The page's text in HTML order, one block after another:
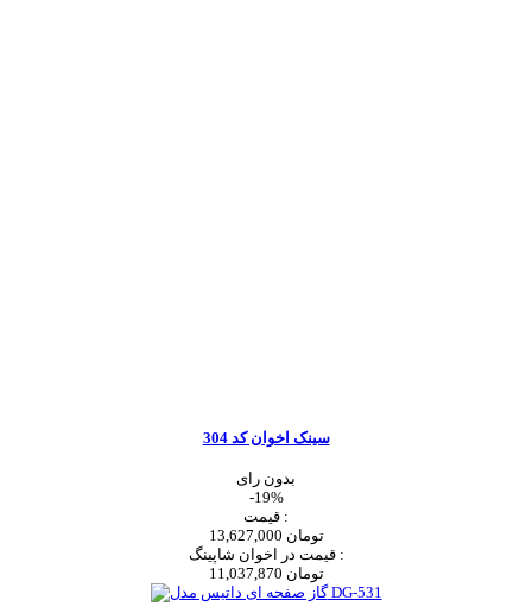
سینک اخوان کد 304
بدون رای
-19%
قیمت :
13,627,000 تومان
قیمت در اخوان شاپینگ :
11,037,870 تومان